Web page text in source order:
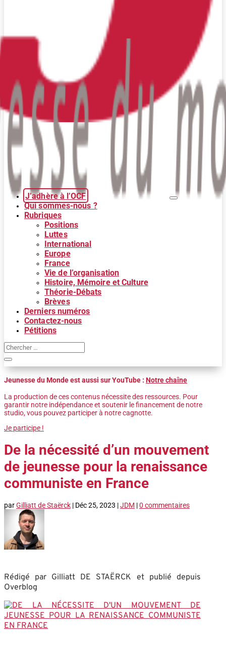
J’adhère à l’OCF
Qui sommes-nous ?
Rubriques
Positions
Luttes
International
Europe
France
Vie de l’organisation
Histoire, Mémoire et Culture
Théorie-Débats
Brèves
Derniers numéros
Contactez-nous
Pétitions
Jeunesse du Monde est aussi sur YouTube : Notre chaîne
La production de ces contenus nécessite des ressources. Pour
garantir notre indépendance et soutenir le financement de notre
studio, vous pouvez participer à notre cagnotte.
Je participe !
De la nécessité d’un mouvement
de jeunesse pour la renaissance
communiste en France
parGilliatt de Staërck | Déc 25, 2023 |JDM |0 commentaires
Rédigé par Gilliatt DE STAËRCK et publié depuis
Overblog